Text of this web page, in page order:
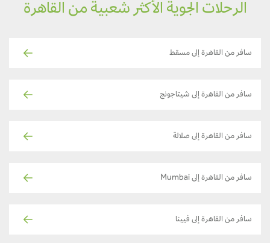
الرحلات الجوية الأكثر شعبية من القاهرة
سافر من القاهرة إلى مسقط
سافر من القاهرة إلى شيتاجونج
سافر من القاهرة إلى صلالة
سافر من القاهرة إلى Mumbai
سافر من القاهرة إلى فيينا